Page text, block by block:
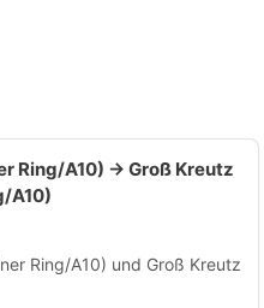
Ring/A10) → Groß Kreutz
A10)
Ring/A10) und Groß Kreutz